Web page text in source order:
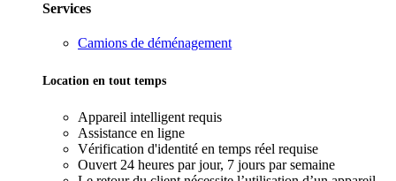
Services
Camions de déménagement
Location en tout temps
Appareil intelligent requis
Assistance en ligne
Vérification d'identité en temps réel requise
Ouvert 24 heures par jour, 7 jours par semaine